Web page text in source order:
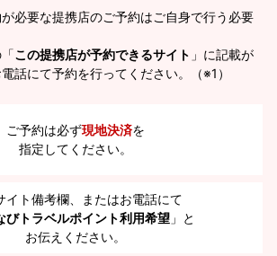
必要な提携店のご予約はご自身で行う必要
この提携店が予約できるサイト 」に記載が
話にて予約を行ってください。（※1）
ご予約は必ず現地決済を
指定してください。
イト備考欄、またはお電話にて
びトラベルポイント利用希望 」と
お伝えください。